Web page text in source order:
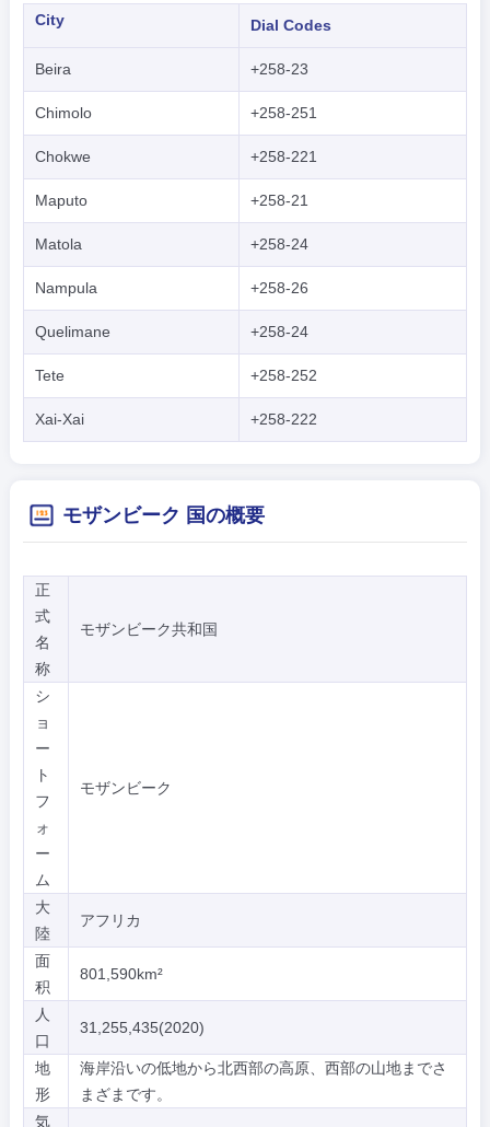
City Dial Codes
Beira +258-23
Chimolo +258-251
Chokwe +258-221
Maputo +258-21
Matola +258-24
Nampula +258-26
Quelimane +258-24
Tete +258-252
Xai-Xai +258-222
モザンビーク 国の概要
正
式
名
称
モザンビーク共和国
シ
ョ
ー
ト
フ
ォ
ー
ム
モザンビーク
大
陸
アフリカ
面
积
801,590km²
人
口
31,255,435(2020)
地
形
海岸沿いの低地から北西部の高原、西部の山地までさ
まざまです。
気